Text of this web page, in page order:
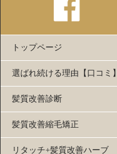
トップページ
選ばれ続ける理由【口コミ】
髪質改善診断
髪質改善縮毛矯正
リタッチ+髪質改善ハーブ